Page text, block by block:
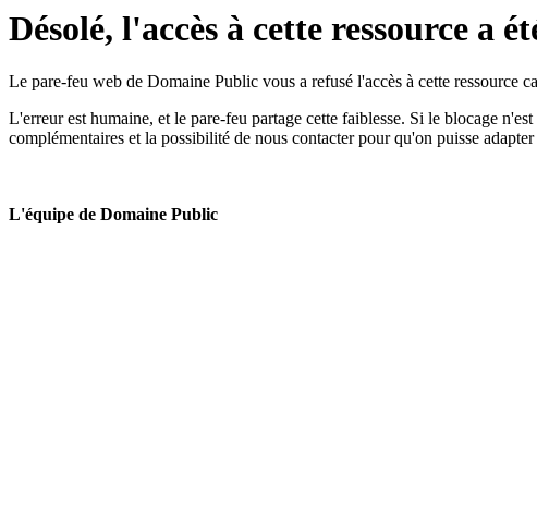
Désolé, l'accès à cette ressource a
Le pare-feu web de Domaine Public vous a refusé l'accès à cette ressource
L'erreur est humaine, et le pare-feu partage cette faiblesse. Si le blocage
complémentaires et la possibilité de nous contacter pour qu'on puisse
L'équipe de Domaine Public